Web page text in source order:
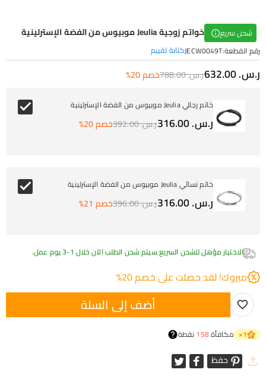
شحن سريع خواتم زوجية Jeulia موبيوس من الفضة الإسترلينية
رقم القطعة:
JECW0049Tكتابة تقييم
ر.س.‏ 632.00 ر.س.‏ 788.00 خصم 20%
خاتم رجالي Jeulia موبيوس من الفضة الإسترلينية
ر.س.‏ 316.00 ر.س.‏ 392.00 خصم 20%
خاتم نسائي Jeulia موبيوس من الفضة الإسترلينية
ر.س.‏ 316.00 ر.س.‏ 396.00 خصم 21%
الاختيار مؤهل للشحن السريع.سيتم شحن الطلب الآن خلال 1-3 يوم عمل.
مبروك! لقد حصلت على خصم 20%
أضف إلى السلة
1
× مكافأة158نقطة
حفظ